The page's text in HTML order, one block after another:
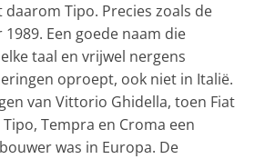
Tipo. Precies zoals de
Een goede naam die
taal en vrijwel nergens
oproept, ook niet in Italië.
van Vittorio Ghidella, toen Fiat
Tempra en Croma een
was in Europa. De